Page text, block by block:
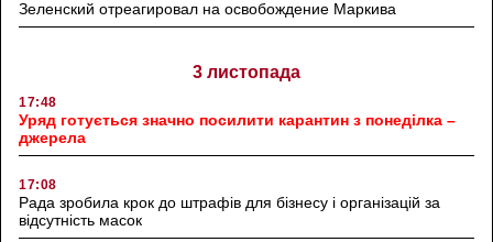
Зеленский отреагировал на освобождение Маркива
3 листопада
17:48
Уряд готується значно посилити карантин з понеділка –
джерела
17:08
Рада зробила крок до штрафів для бізнесу і організацій за
відсутність масок